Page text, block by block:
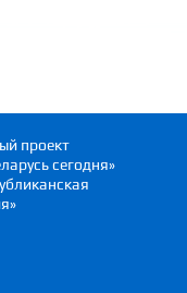
проект
сегодня»